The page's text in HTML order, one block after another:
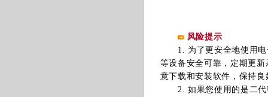
风险提示
1. 为了更安全地使用电
等设备安全可靠，定期更
意下载和安装软件，保持
2. 如果您使用的是二代U